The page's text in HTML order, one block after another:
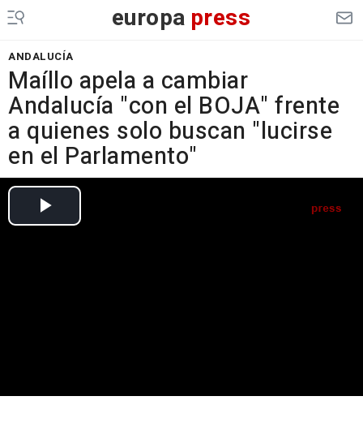
europa press
ANDALUCÍA
Maíllo apela a cambiar
Andalucía "con el BOJA" frente
a quienes solo buscan "lucirse
en el Parlamento"